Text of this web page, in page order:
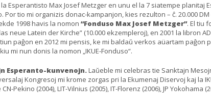
Esperantisto Max Josef Metzger en unu el la 7 siatempe planitaj
Por tio mi organizis donac-kampanjon, kies rezulton – ĉ. 20.000
1998 havis la nomon “Fonduso Max Josef Metzger”. El tiu
neue Latein der Kirche” (10.000 ekzempleroj), en 2001 la libron
paĝon en 2012 mi pensis, ke mi baldaŭ verkos aüartam paĝon
mi nun donis la nomon „IKUE-Fonduso“.
Esperanto-kunvenojn.Laŭeble mi celebras tie Sanktajn
Kongresoj mi krome zorgas pri la Ekumenaj Diservoj kaj la
Pekino (2004), LIT-Vilnius (2005), IT-Florenz (2006), JP Yokohama